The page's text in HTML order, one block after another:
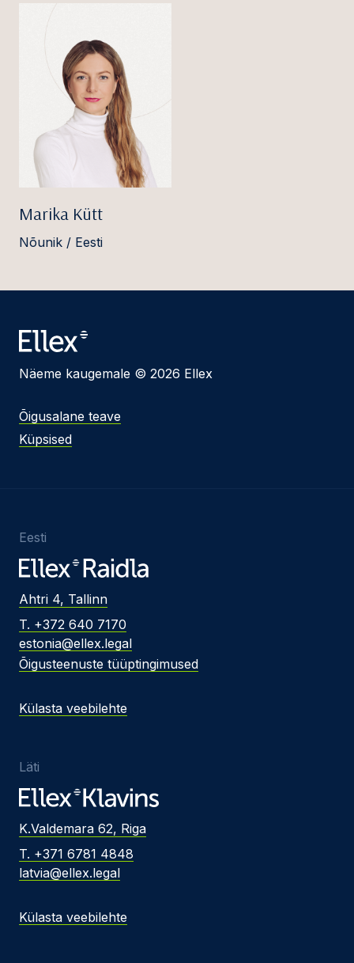
Marika Kütt
Nõunik / Eesti
Näeme kaugemale © 2026 Ellex
Õigusalane teave
Küpsised
Eesti
Ahtri 4, Tallinn
T. +372 640 7170
estonia@ellex.legal
Õigusteenuste tüüptingimused
Külasta veebilehte
Läti
K.Valdemara 62, Riga
T. +371 6781 4848
latvia@ellex.legal
Külasta veebilehte